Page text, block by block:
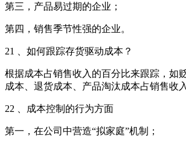
第三，产品易过期的企业；
第四，销售季节性强的企业。
21 、如何跟踪存货驱动成本？
根据成本占销售收入的百分比来跟踪，如
成本、退货成本、产品淘汰成本占销售收
22 、成本控制的行为方面
第一，在公司中营造“拟家庭”机制；